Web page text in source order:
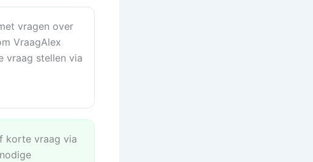
vragen over
VraagAlex
vraag stellen via
korte vraag via